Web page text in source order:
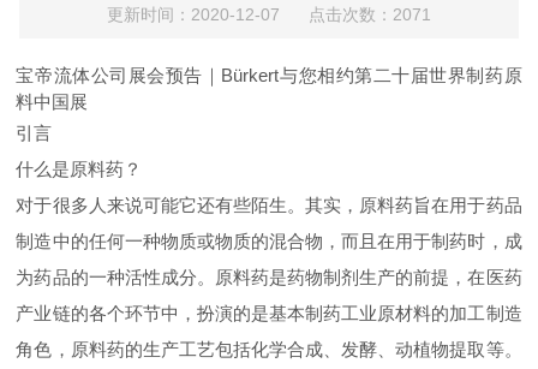
更新时间：2020-12-07 点击次数：2071
宝帝流体公司展会预告｜Bürkert与您相约第二十届世界制药原
料中国展
引言
什么是原料药？
对于很多人来说可能它还有些陌生。其实，原料药旨在用于药品
制造中的任何一种物质或物质的混合物，而且在用于制药时，成
为药品的一种活性成分。原料药是药物制剂生产的前提，在医药
产业链的各个环节中，扮演的是基本制药工业原材料的加工制造
角色，原料药的生产工艺包括化学合成、发酵、动植物提取等。